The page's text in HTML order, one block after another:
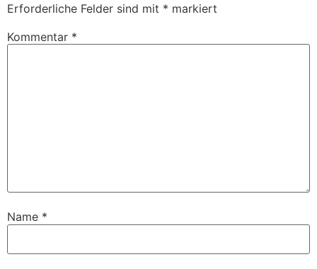
Erforderliche Felder sind mit * markiert
Kommentar *
Name *